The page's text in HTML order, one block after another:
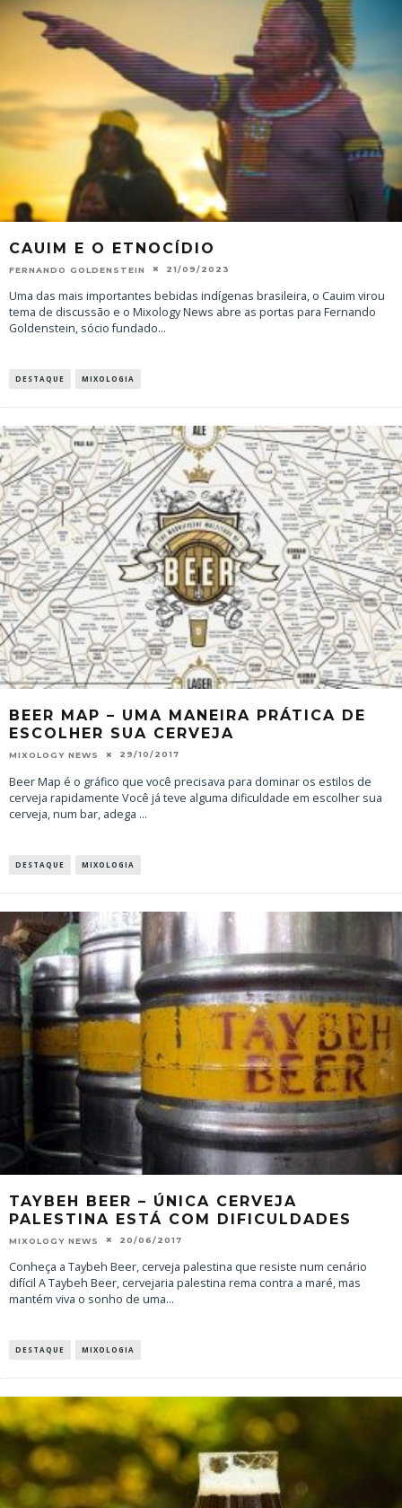
CAUIM E O ETNOCÍDIO
FERNANDO GOLDENSTEIN 21/09/2023
Uma das mais importantes bebidas indígenas brasileira, o Cauim virou
tema de discussão e o Mixology News abre as portas para Fernando
Goldenstein, sócio fundado...
DESTAQUE MIXOLOGIA
BEER MAP – UMA MANEIRA PRÁTICA DE
ESCOLHER SUA CERVEJA
MIXOLOGY NEWS 29/10/2017
Beer Map é o gráfico que você precisava para dominar os estilos de
cerveja rapidamente Você já teve alguma dificuldade em escolher sua
cerveja, num bar, adega ...
DESTAQUE MIXOLOGIA
TAYBEH BEER – ÚNICA CERVEJA
PALESTINA ESTÁ COM DIFICULDADES
MIXOLOGY NEWS 20/06/2017
Conheça a Taybeh Beer, cerveja palestina que resiste num cenário
difícil A Taybeh Beer, cervejaria palestina rema contra a maré, mas
mantém viva o sonho de uma...
DESTAQUE MIXOLOGIA